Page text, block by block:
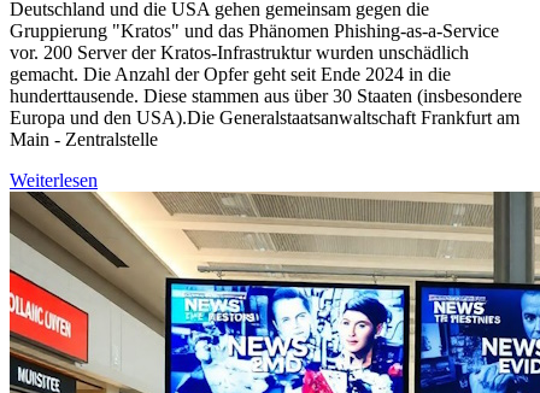
Deutschland und die USA gehen gemeinsam gegen die
Gruppierung "Kratos" und das Phänomen Phishing-as-a-Service
vor. 200 Server der Kratos-Infrastruktur wurden unschädlich
gemacht. Die Anzahl der Opfer geht seit Ende 2024 in die
hunderttausende. Diese stammen aus über 30 Staaten (insbesondere
Europa und den USA).Die Generalstaatsanwaltschaft Frankfurt am
Main - Zentralstelle
Weiterlesen